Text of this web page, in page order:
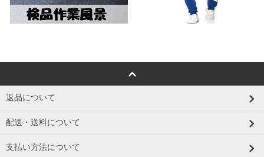
返品について
配送・送料について
支払い方法について